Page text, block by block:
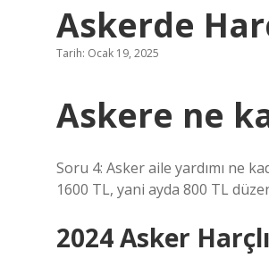
Askerde
Tarih: Ocak 19, 2025
Askere ne
Soru 4: Asker aile yardımı ne
1600 TL, yani ayda 800 TL
2024 Asker